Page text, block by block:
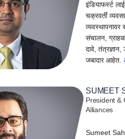
इंडियाफर्स्ट
चक्रवर्ती
संचालन,
दावे,
जबादार आहेत.
SUMEET
President &
Alliances
Sumeet